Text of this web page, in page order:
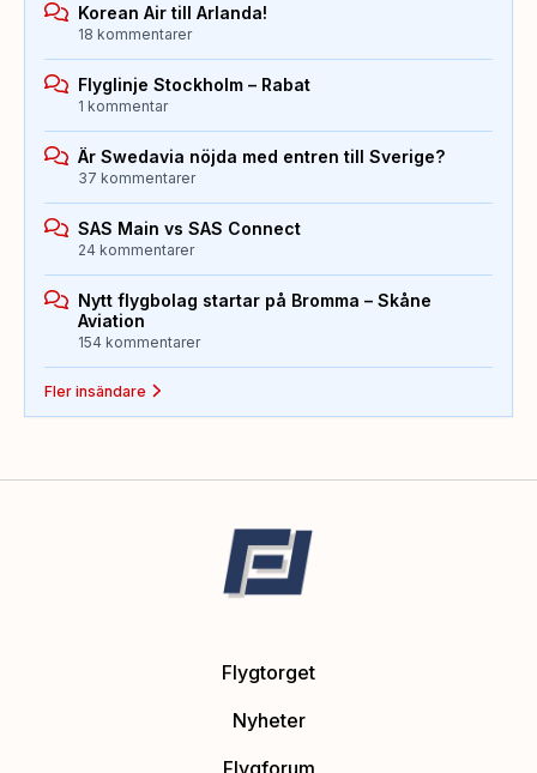
Korean Air till Arlanda!
18 kommentarer
Flyglinje Stockholm – Rabat
1 kommentar
Är Swedavia nöjda med entren till Sverige?
37 kommentarer
SAS Main vs SAS Connect
24 kommentarer
Nytt flygbolag startar på Bromma – Skåne
Aviation
154 kommentarer
Fler insändare
Flygtorget
Nyheter
Flygforum